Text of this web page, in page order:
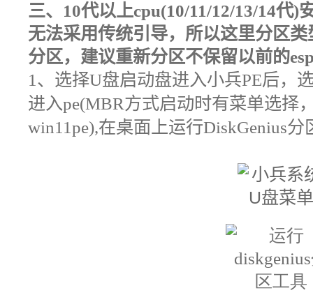
三、 10代以上cpu(10/11/12/13/14代)
无法采用传统引导，所以这里分区
分区，建议重新分区不保留以前的
1 、选择U盘启动盘进入小兵PE后，
进入pe(MBR方式启动时有菜单选择
win11pe),在桌面上运行DiskGenius分